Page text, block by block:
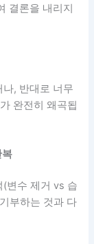
결론을 내리지
, 반대로 너무
완전히 왜곡됩
복
변수 제거 vs 습
부하는 것과 다